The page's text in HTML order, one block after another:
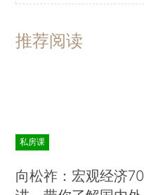
推荐阅读
私房课
向松祚：宏观经济70